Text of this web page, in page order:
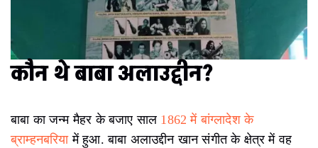
कौन थे बाबा अलाउद्दीन?
बाबा का जन्म मैहर के बजाए साल 1862 में बांग्लादेश के
ब्राम्हनबरियामें हुआ. बाबा अलाउद्दीन खान संगीत के क्षेत्र में वह